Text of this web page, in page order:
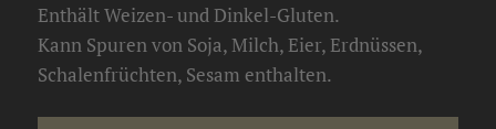
Enthält Weizen- und Dinkel-Gluten.
Kann Spuren von Soja, Milch, Eier, Erdnüssen,
Schalenfrüchten, Sesam enthalten.